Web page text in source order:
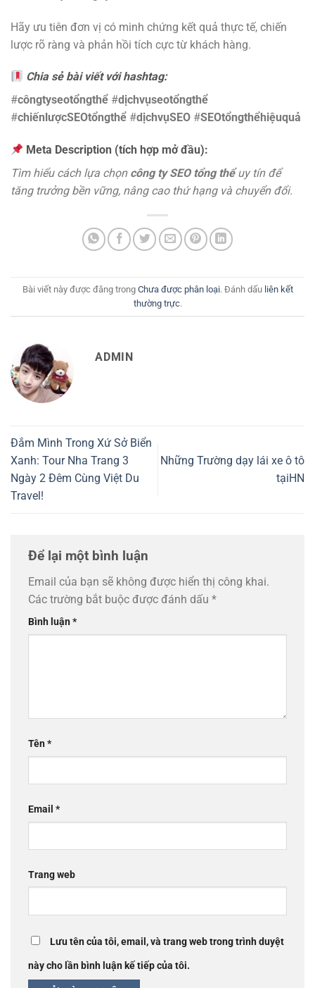
Hãy ưu tiên đơn vị có minh chứng kết quả thực tế, chiến
lược rõ ràng và phản hồi tích cực từ khách hàng.
Chia sẻ bài viết với hashtag:
#côngtyseotổngthể #dịchvụseotổngthể
#chiếnlượcSEOtổngthể #dịchvụSEO #SEOtổngthểhiệuquả
Meta Description (tích hợp mở đầu):
Tìm hiểu cách lựa chọn công ty SEO tổng thểuy tín để
tăng trưởng bền vững, nâng cao thứ hạng và chuyển đổi.
Bài viết này được đăng trong Chưa được phân loại. Đánh dấu liên kết
thường trực.
ADMIN
Đắm Mình Trong Xứ Sở Biển
Xanh: Tour Nha Trang 3
Ngày 2 Đêm Cùng Việt Du
Travel!
Những Trường dạy lái xe ô tô
tạiHN
Để lại một bình luận
Email của bạn sẽ không được hiển thị công khai.
Các trường bắt buộc được đánh dấu *
Bình luận*
Tên*
Email *
Trang web
Lưu tên của tôi, email, và trang web trong trình duyệt
này cho lần bình luận kế tiếp của tôi.